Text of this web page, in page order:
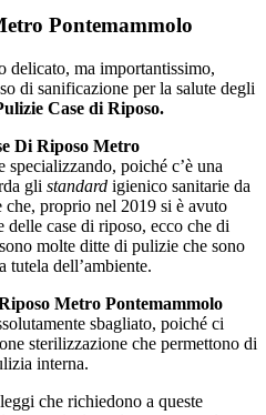
Pontemammolo
delicato, ma importantissimo,
di sanificazione per la salute degli
Case di Riposo.
Di Riposo Metro
specializzando, poiché c’è una
gli standard igienico sanitarie da
che, proprio nel 2019 si è avuto
delle case di riposo, ecco che di
molte ditte di pulizie che sono
tutela dell’ambiente.
Metro Pontemammolo
sbagliato, poiché ci
sterilizzazione che permettono di
interna.
che richiedono a queste